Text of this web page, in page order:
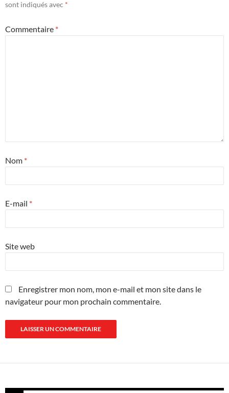
sont indiqués avec *
Commentaire *
Nom *
E-mail *
Site web
Enregistrer mon nom, mon e-mail et mon site dans le
navigateur pour mon prochain commentaire.